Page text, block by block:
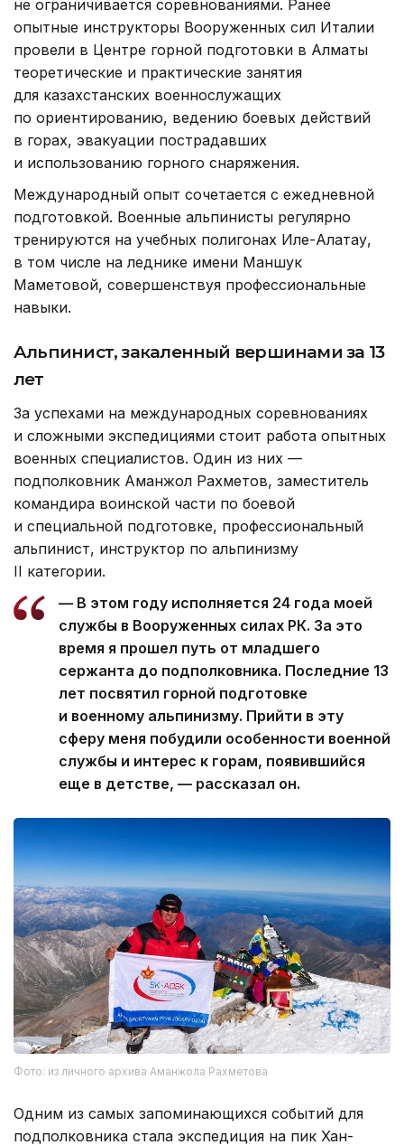
не ограничивается соревнованиями. Ранее
опытные инструкторы Вооруженных сил Италии
провели в Центре горной подготовки в Алматы
теоретические и практические занятия
для казахстанских военнослужащих
по ориентированию, ведению боевых действий
в горах, эвакуации пострадавших
и использованию горного снаряжения.
Международный опыт сочетается с ежедневной
подготовкой. Военные альпинисты регулярно
тренируются на учебных полигонах Иле-Алатау,
в том числе на леднике имени Маншук
Маметовой, совершенствуя профессиональные
навыки.
Альпинист, закаленный вершинами за 13
лет
За успехами на международных соревнованиях
и сложными экспедициями стоит работа опытных
военных специалистов. Один из них —
подполковник Аманжол Рахметов, заместитель
командира воинской части по боевой
и специальной подготовке, профессиональный
альпинист, инструктор по альпинизму
II категории.
— В этом году исполняется 24 года моей
службы в Вооруженных силах РК. За это
время я прошел путь от младшего
сержанта до подполковника. Последние 13
лет посвятил горной подготовке
и военному альпинизму. Прийти в эту
сферу меня побудили особенности военной
службы и интерес к горам, появившийся
еще в детстве, — рассказал он.
Фото: из личного архива Аманжола Рахметова
Одним из самых запоминающихся событий для
подполковника стала экспедиция на пик Хан-